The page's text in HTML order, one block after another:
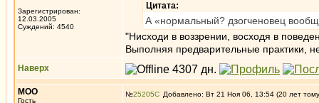
Зарегистрирован:
12.03.2005
Суждений: 4540
Цитата:
А «нормальный? дзогченовец
"Нисходи в воззрении, восходя в
Выполняя предварительные практики,
Наверх
MOO
Гость
№25205 Добавлено: Вт 21 Ноя 06, 13:54 (20 лет